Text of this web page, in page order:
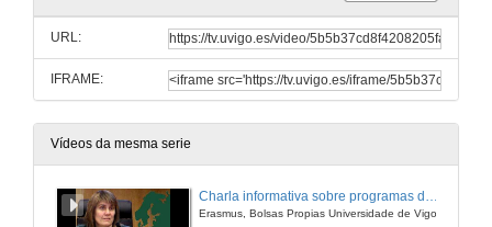
URL:
IFRAME:
Vídeos da mesma serie
Charla informativa sobre programas de intercambios.
Erasmus, Bolsas Propias Universidade de Vigo.